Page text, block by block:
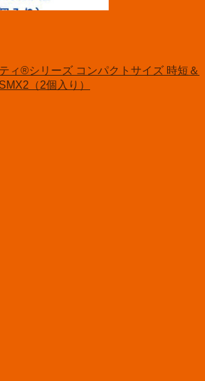
ィ®シリーズ コンパクトサイズ 時短＆
（2個入り）